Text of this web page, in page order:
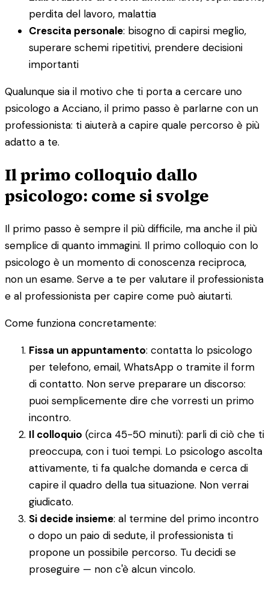
perdita del lavoro, malattia
Crescita personale: bisogno di capirsi meglio,
superare schemi ripetitivi, prendere decisioni
importanti
Qualunque sia il motivo che ti porta a cercare uno
psicologo a Acciano, il primo passo è parlarne con un
professionista: ti aiuterà a capire quale percorso è più
adatto a te.
Il primo colloquio dallo
psicologo: come si svolge
Il primo passo è sempre il più difficile, ma anche il più
semplice di quanto immagini. Il primo colloquio con lo
psicologo è un momento di conoscenza reciproca,
non un esame. Serve a te per valutare il professionista
e al professionista per capire come può aiutarti.
Come funziona concretamente:
Fissa un appuntamento: contatta lo psicologo
per telefono, email, WhatsApp o tramite il form
di contatto. Non serve preparare un discorso:
puoi semplicemente dire che vorresti un primo
incontro.
Il colloquio (circa 45-50 minuti): parli di ciò che ti
preoccupa, con i tuoi tempi. Lo psicologo ascolta
attivamente, ti fa qualche domanda e cerca di
capire il quadro della tua situazione. Non verrai
giudicato.
Si decide insieme: al termine del primo incontro
o dopo un paio di sedute, il professionista ti
propone un possibile percorso. Tu decidi se
proseguire — non c'è alcun vincolo.